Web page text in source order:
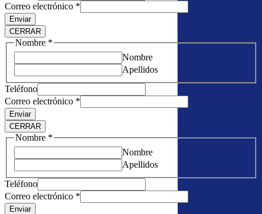
Correo electrónico *
Enviar
CERRAR
Nombre *
Nombre
Apellidos
Teléfono
Correo electrónico *
Enviar
CERRAR
Nombre *
Nombre
Apellidos
Teléfono
Correo electrónico *
Enviar